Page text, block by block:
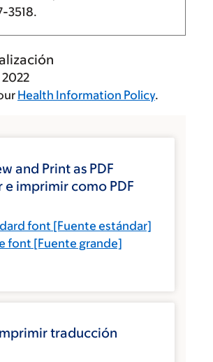
3518.
2022
Health Information Policy.
and Print as PDF
e imprimir como PDF
font [Fuente estándar]
font [Fuente grande]
traducción